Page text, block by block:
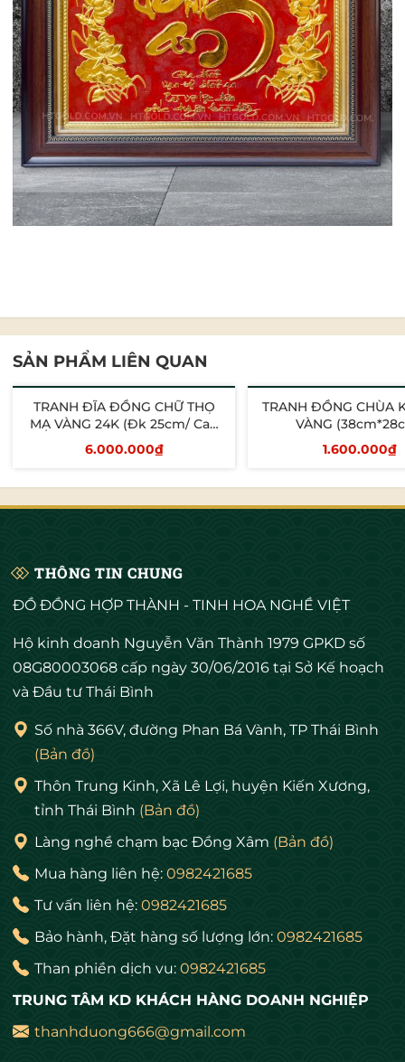
SẢN PHẨM LIÊN QUAN
TRANH ĐĨA ĐỒNG CHỮ THỌ
MẠ VÀNG 24K (Đk 25cm/ Cao
30cm)
6.000.000₫
TRANH ĐỒNG CHÙA
VÀNG
1.600.000₫
THÔNG TIN CHUNG
ĐỒ ĐỒNG HỢP THÀNH - TINH HOA NGHỀ VIỆT
Hộ kinh doanh Nguyễn Văn Thành 1979 GPKD số
08G80003068 cấp ngày 30/06/2016 tại Sở Kế hoạch
và Đầu tư Thái Bình
Số nhà 366V, đường Phan Bá Vành, TP Thái Bình
(Bản đồ)
Thôn Trung Kinh, Xã Lê Lợi, huyện Kiến Xương,
tỉnh Thái Bình (Bản đồ)
Làng nghề chạm bạc Đồng Xâm (Bản đồ)
Mua hàng liên hệ: 0982421685
Tư vấn liên hệ: 0982421685
Bảo hành, Đặt hàng số lượng lớn: 0982421685
Than phiền dịch vu: 0982421685
TRUNG TÂM KD KHÁCH HÀNG DOANH NGHIỆP
thanhduong666@gmail.com